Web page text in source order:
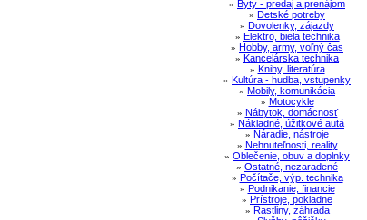
» Byty - predaj a prenájom
» Detské potreby
» Dovolenky, zájazdy
» Elektro, biela technika
» Hobby, army, voľný čas
» Kancelárska technika
» Knihy, literatúra
» Kultúra - hudba, vstupenky
» Mobily, komunikácia
» Motocykle
» Nábytok, domácnosť
» Nákladné, úžitkové autá
» Náradie, nástroje
» Nehnuteľnosti, reality
» Oblečenie, obuv a doplnky
» Ostatné, nezaradené
» Počítače, výp. technika
» Podnikanie, financie
» Prístroje, pokladne
» Rastliny, záhrada